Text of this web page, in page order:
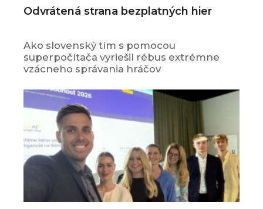
Odvrátená strana bezplatných hier
Ako slovenský tím s pomocou
superpočítača vyriešil rébus extrémne
vzácneho správania hráčov